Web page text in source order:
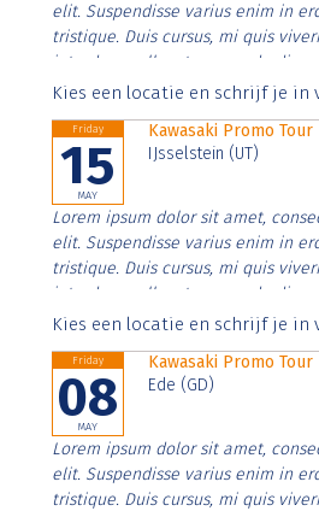
elit. Suspendisse varius enim in
tristique. Duis cursus, mi quis
interdum nulla, ut commodo
Aenean faucibus nibh et justo
Kies een locatie en schrijf je
Friday
15
MAY
Kawasaki Promo Tour
IJsselstein (UT)
Lorem ipsum dolor sit amet,
elit. Suspendisse varius enim in
tristique. Duis cursus, mi quis
interdum nulla, ut commodo
Aenean faucibus nibh et justo
Kies een locatie en schrijf je
Friday
08
MAY
Kawasaki Promo Tour
Ede (GD)
Lorem ipsum dolor sit amet,
elit. Suspendisse varius enim in
tristique. Duis cursus, mi quis